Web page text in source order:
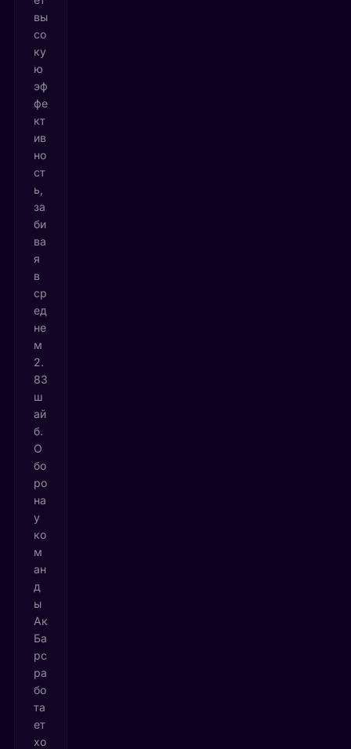
вы
со
ку
ю
эф
фе
кт
ив
но
ст
ь,
за
би
ва
я
в
ср
ед
не
м
2.
83
ш
ай
б.
О
бо
ро
на
у
ко
м
ан
д
ы
Ак
Ба
рс
ра
бо
та
ет
хо